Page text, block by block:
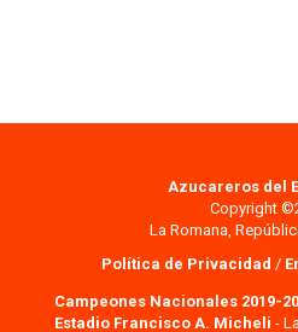
Azucareros del
Copyright
La Romana,
Política de Privacidad /
Campeones Nacionales 2019-
Estadio Francisco A. Micheli -